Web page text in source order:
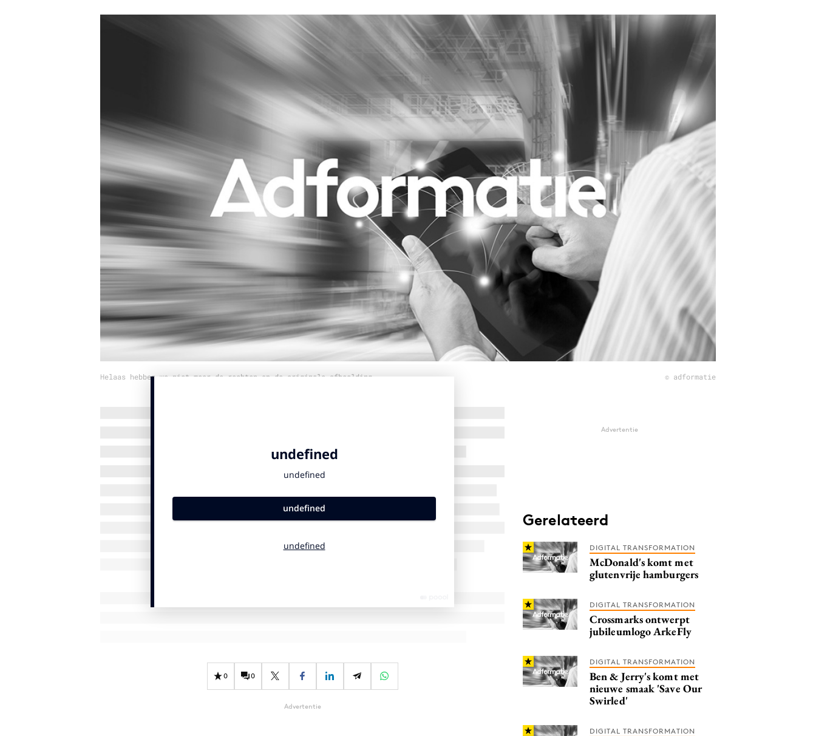
Gedragsverandering
Interne communicatie
Purpose Marketing
Reputatie & crisis
Helaas hebben we niet meer de rechten op de originele afbeelding © adformatie
0 0
Advertentie
Advertentie
Gerelateerd
DIGITAL TRANSFORMATION
McDonald's komt met
glutenvrije hamburgers
DIGITAL TRANSFORMATION
Crossmarks ontwerpt
jubileumlogo ArkeFly
DIGITAL TRANSFORMATION
Ben & Jerry's komt met
nieuwe smaak 'Save Our
Swirled'
DIGITAL TRANSFORMATION